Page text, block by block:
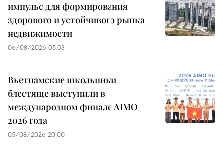
импульс для формирования
здорового и устойчивого рынка
недвижимости
06/08/2026 05:03
Вьетнамские школьники
блестяще выступили в
международном финале AIMO
2026 года
05/08/2026 20:00